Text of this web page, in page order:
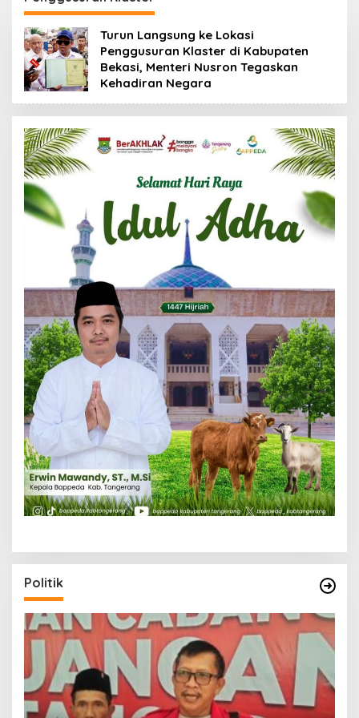
Turun Langsung ke Lokasi
Penggusuran Klaster di Kabupaten
Bekasi, Menteri Nusron Tegaskan
Kehadiran Negara
Politik